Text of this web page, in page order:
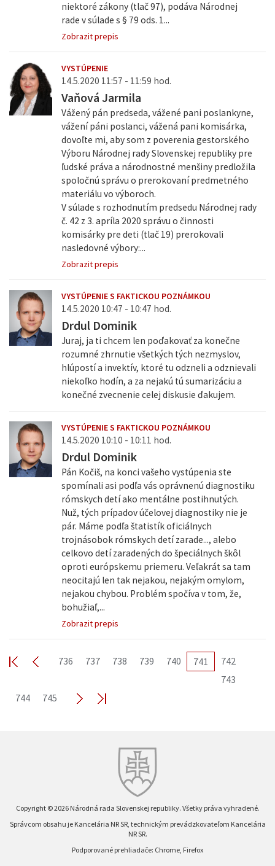
niektoré zákony (tlač 97), podáva Národnej
rade v súlade s § 79 ods. 1...
Zobrazit prepis
VYSTÚPENIE
14.5.2020 11:57 - 11:59 hod.
Vaňová Jarmila
Vážený pán predseda, vážené pani poslankyne,
vážení páni poslanci, vážená pani komisárka,
dovoľte mi, aby som z poverenia gestorského
Výboru Národnej rady Slovenskej republiky pre
ľudské práva a národnostné menšiny predložila
spoločnú správu o prerokovaní predmetného
materiálu vo výboroch.
V súlade s rozhodnutím predsedu Národnej rady
č. 42 z 3. apríla 2020 správu o činnosti
komisárky pre deti (tlač 19) prerokovali
nasledovné výbory:...
Zobrazit prepis
VYSTÚPENIE S FAKTICKOU POZNÁMKOU
14.5.2020 10:47 - 10:47 hod.
Drdul Dominik
Juraj, ja ti chcem len poďakovať za konečne
rozumné zhrnutie všetkých tých nezmyslov,
hlúpostí a invektív, ktoré tu odzneli a odznievali
niekoľko hodín, a za nejakú tú sumarizáciu a
konečné zvecnenie celej diskusie ďakujem.
VYSTÚPENIE S FAKTICKOU POZNÁMKOU
14.5.2020 10:10 - 10:11 hod.
Drdul Dominik
Pán Kočiš, na konci vašeho vystúpenia ste
spomínali asi podľa vás oprávnenú diagnostiku
rómskych detí ako mentálne postihnutých.
Nuž, tých prípadov účelovej diagnostiky nie je
pár. Máme podľa štatistík oficiálnych
trojnásobok rómskych detí zarade..., alebo
celkovo detí zaradených do špeciálnych škôl
oproti európskemu priemeru. Veľakrát sa tam
neocitajú len tak nejakou, nejakým omylom,
nejakou chybou. Problém spočíva v tom, že,
bohužiaľ,...
Zobrazit prepis
736 737 738 739 740 741
742
743
744
745
Copyright © 2026 Národná rada Slovenskej republiky. Všetky práva vyhradené.
Správcom obsahu je Kancelária NR SR, technickým prevádzkovateľom Kancelária
NR SR.
Podporované prehliadače: Chrome, Firefox